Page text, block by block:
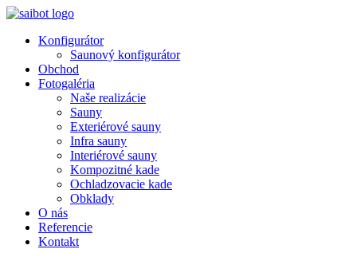
Preskočiť
obsah
Konfigurátor
Saunový konfigurátor
Obchod
Fotogaléria
Naše realizácie
Sauny
Exteriérové sauny
Infra sauny
Interiérové sauny
Kompozitné kade
Ochladzovacie kade
Obklady
O nás
Referencie
Kontakt